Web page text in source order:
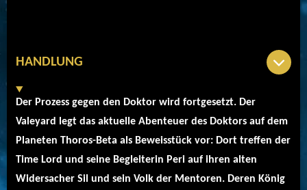
HANDLUNG
Der Prozess gegen den Doktor wird fortgesetzt. Der
Valeyard legt das aktuelle Abenteuer des Doktors auf dem
Planeten Thoros-Beta als Beweisstück vor: Dort treffen der
Time Lord und seine Begleiterin Peri auf ihren alten
Widersacher Sil und sein Volk der Mentoren. Deren König